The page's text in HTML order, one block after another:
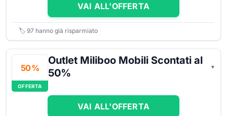
VAI ALL'OFFERTA
🏷️ 97 hanno già risparmiato
50 %
OFFERTA
Outlet Miliboo Mobili Scontati al
50%
VAI ALL'OFFERTA